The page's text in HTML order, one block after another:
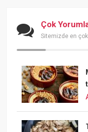
Çok
Sitemizde en